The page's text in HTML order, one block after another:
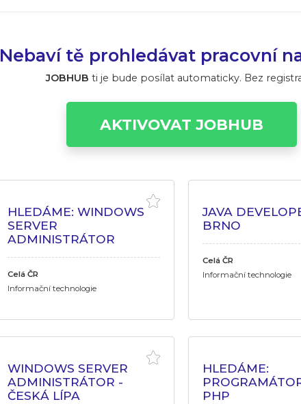
Nebaví tě prohledávat pracovní
JOBHUB ti je bude posílat automaticky. Bez
AKTIVOVAT JOBHUB
HLEDÁME: WINDOWS
SERVER
ADMINISTRÁTOR
Celá ČR
Informační technologie
JAVA
BRNO
Celá ČR
Informační technologie
WINDOWS SERVER
ADMINISTRÁTOR -
ČESKÁ LÍPA
HLEDÁME:
PHP